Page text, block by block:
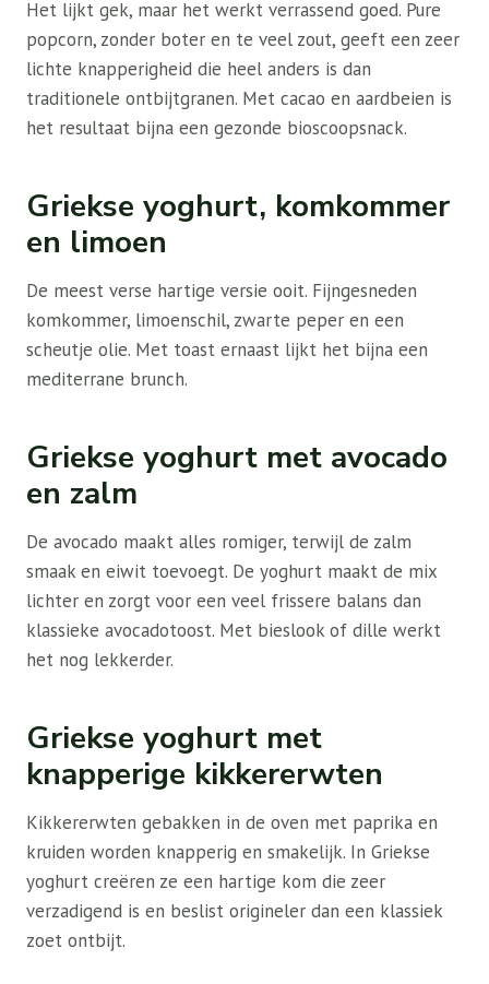
Het lijkt gek, maar het werkt verrassend goed. Pure
popcorn, zonder boter en te veel zout, geeft een zeer
lichte knapperigheid die heel anders is dan
traditionele ontbijtgranen. Met cacao en aardbeien is
het resultaat bijna een gezonde bioscoopsnack.
Griekse yoghurt, komkommer
en limoen
De meest verse hartige versie ooit. Fijngesneden
komkommer, limoenschil, zwarte peper en een
scheutje olie. Met toast ernaast lijkt het bijna een
mediterrane brunch.
Griekse yoghurt met avocado
en zalm
De avocado maakt alles romiger, terwijl de zalm
smaak en eiwit toevoegt. De yoghurt maakt de mix
lichter en zorgt voor een veel frissere balans dan
klassieke avocadotoost. Met bieslook of dille werkt
het nog lekkerder.
Griekse yoghurt met
knapperige kikkererwten
Kikkererwten gebakken in de oven met paprika en
kruiden worden knapperig en smakelijk. In Griekse
yoghurt creëren ze een hartige kom die zeer
verzadigend is en beslist origineler dan een klassiek
zoet ontbijt.